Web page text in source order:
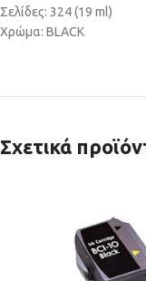
Σελίδες: 324 (19 ml)
Χρώμα: BLACK
Σχετικά